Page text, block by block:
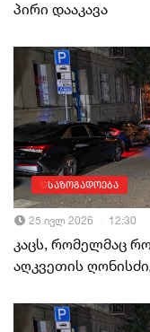
პირი დააკავა
საზოგადოება
25 ივლ 2026 12:30
კაცს, რომელმაც
აღკვეთის